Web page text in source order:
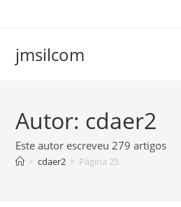
conteúdo
jmsilcom
Autor: cdaer2
Este autor escreveu 279 artigos
> cdaer2 > Página 25